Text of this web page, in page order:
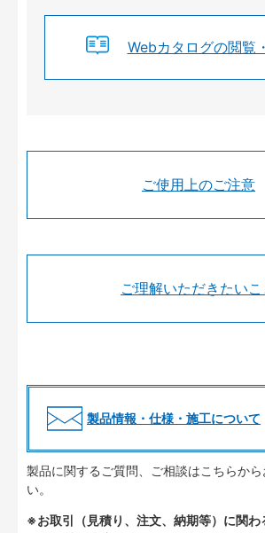
Webカタログの閲覧
ご使用上のご注意
ご理解いただきたいこ
製品情報・仕様・施工について
製品に関するご質問、ご相談はこちらから
い。
※お取引（見積り、注文、納期等）に関わ